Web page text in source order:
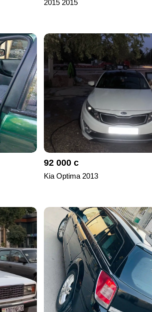
2015 2015
92 000 с
Kia Optima 2013